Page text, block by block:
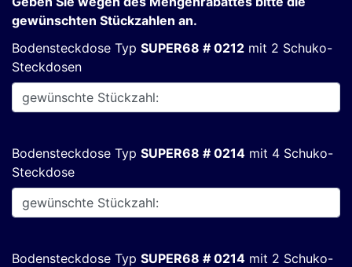
gewünschten Stückzahlen an.
Bodensteckdose Typ SUPER68 # 0212 mit 2 Schuko-
Steckdosen
Bodensteckdose Typ SUPER68 # 0214 mit 4 Schuko-
Steckdose
Bodensteckdose Typ SUPER68 # 0214 mit 2 Schuko-